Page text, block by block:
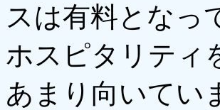
スは有料となっ
ホスピタリティ
あまり向いてい